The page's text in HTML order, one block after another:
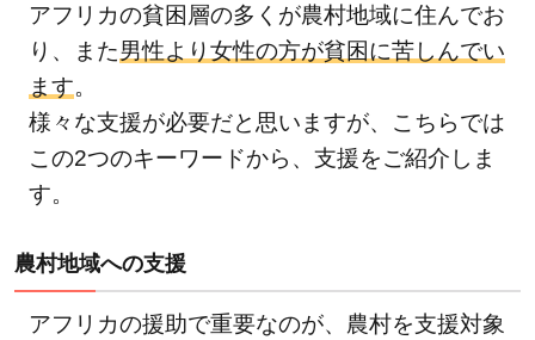
でき
る範
囲で
アフ
リカ
を支
アフリカの貧困層の多くが農村地域に住んでお
り、また男性より女性の方が貧困に苦しんでい
ます。
様々な支援が必要だと思いますが、こちらでは
この2つのキーワードから、支援をご紹介しま
す。
農村地域への支援
アフリカの援助で重要なのが、農村を支援対象